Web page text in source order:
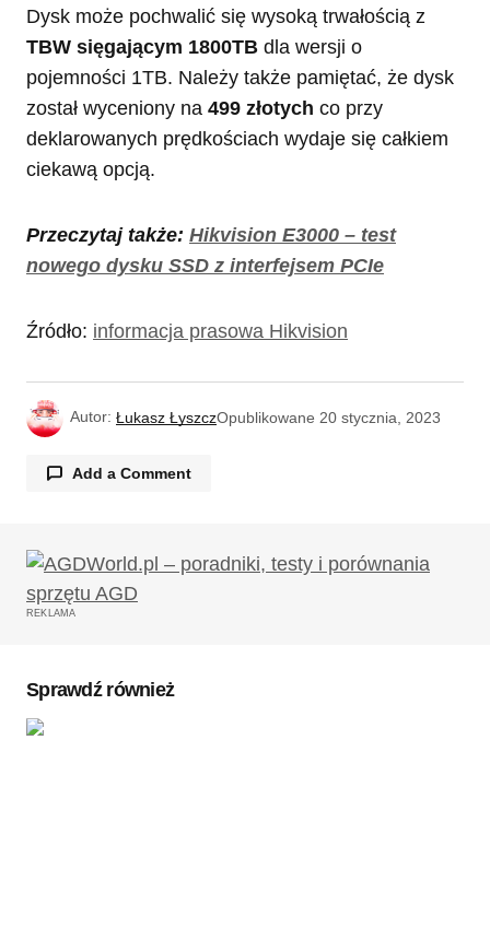
Dysk może pochwalić się wysoką trwałością z
TBW sięgającym 1800TB dla wersji o
pojemności 1TB. Należy także pamiętać, że dysk
został wyceniony na 499 złotych co przy
deklarowanych prędkościach wydaje się całkiem
ciekawą opcją.
Przeczytaj także: Hikvision E3000 – test
nowego dysku SSD z interfejsem PCIe
Źródło: informacja prasowa Hikvision
Autor: Łukasz ŁyszczOpublikowane 20 stycznia, 2023
Add a Comment
Twój adres email nie zostanie opublikowany.
Wymagane pola są oznaczone
REKLAMA
Sprawdź również